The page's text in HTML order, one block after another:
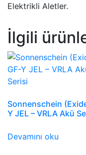
Elektrikli Aletler.
İlgili
Sonnenschein
Y JEL – VRLA Akü
Devamını oku